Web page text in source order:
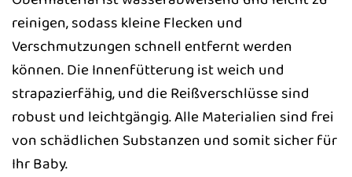
reinigen, sodass kleine Flecken und
Verschmutzungen schnell entfernt werden
können. Die Innenfütterung ist weich und
strapazierfähig, und die Reißverschlüsse sind
robust und leichtgängig. Alle Materialien sind frei
von schädlichen Substanzen und somit sicher für
Ihr Baby.